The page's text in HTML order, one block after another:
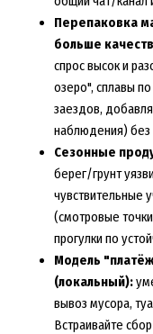
Перепаковка
больше
спрос высок и
озеро", сплавы
заездов,
наблюдения) без
Сезонные
берег/грунт
чувствительные
(смотровые
прогулки по
Модель
(локальный):
вывоз мусора,
Встраивайте